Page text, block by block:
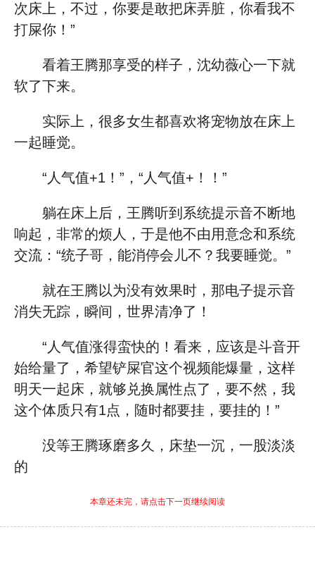
次床上，不过，你要是敢把床弄脏，你看我不
打屎你！”
看着王腾那享受的样子，沈幼薇心一下就
软了下来。
实际上，很多女生都喜欢将宠物放在床上
一起睡觉。
“人气值+1！”，“人气值+！！”
躺在床上后，王腾听到系统提示音不断地
响起，非常的烦人，于是他不由用意念和系统
交流：“统子哥，能消停会儿不？我要睡觉。”
就在王腾以为没有效果时，那电子提示音
消失无踪，瞬间，世界清净了！
“人气值涨得蛮快的！看来，应该是斗音开
始给量了，希望铲屎官这个视频能爆量，这样
明天一起床，就够兑换属性点了，要不然，我
这个体质只有1点，随时都要挂，要挂的！”
没等王腾琢磨多久，床垫一沉，一股淡淡
的
本章还未完，请点击下一页继续阅读